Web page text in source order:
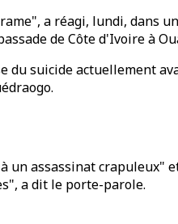
a réagi, lundi, dans
de Côte d'Ivoire à
du suicide actuellement
assassinat crapuleux"
a dit le porte-parole.